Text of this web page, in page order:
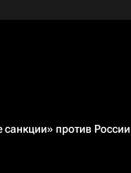
против России